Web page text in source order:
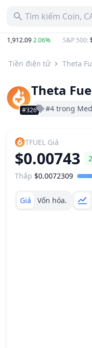
Tìm kiếm Coin,
$1,912.092.06% S&P 500:
Tiền điện tử Theta
#326
Theta
#4 trong
TFUEL Giá
$0.00743
Khoảng giá
Thấp $0.0072309
Giá Vốn hóa.